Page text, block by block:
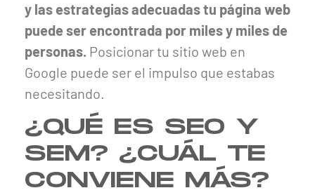
y las estrategias adecuadas tu página web
puede ser encontrada por miles y miles de
personas. Posicionar tu sitio web en
Google puede ser el impulso que estabas
necesitando.
¿QUÉ ES SEO Y
SEM? ¿CUÁL TE
CONVIENE MÁS?